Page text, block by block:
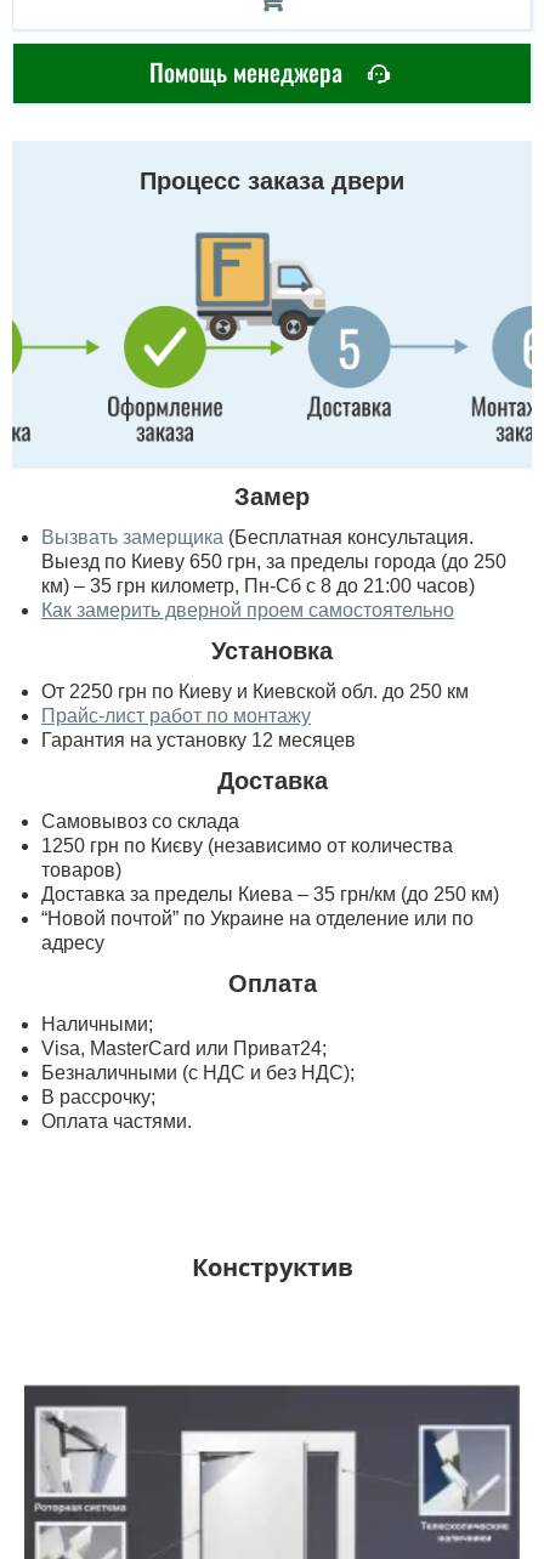
Помощь менеджера
Процесс заказа двери
Замер
Вызвать замерщика (Бесплатная консультация.
Выезд по Киеву 650 грн, за пределы города (до 250
км) – 35 грн километр, Пн-Сб с 8 до 21:00 часов)
Как замерить дверной проем самостоятельно
Установка
От 2250 грн по Киеву и Киевской обл. до 250 км
Прайс-лист работ по монтажу
Гарантия на установку 12 месяцев
Доставка
Самовывоз со склада
1250 грн по Києву (независимо от количества
товаров)
Доставка за пределы Киева – 35 грн/км (до 250 км)
“Новой почтой” по Украине на отделение или по
адресу
Оплата
Наличными;
Visa, MasterСard или Приват24;
Безналичными (с НДС и без НДС);
В рассрочку;
Оплата частями.
Конструктив